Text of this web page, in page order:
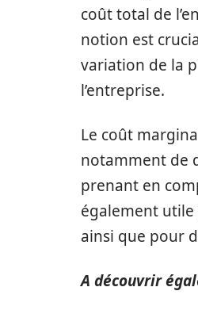
coût total de
notion est
variation de la
l’entreprise.
Le coût
notamment de
prenant en
également utile
ainsi que pour
A découvrir